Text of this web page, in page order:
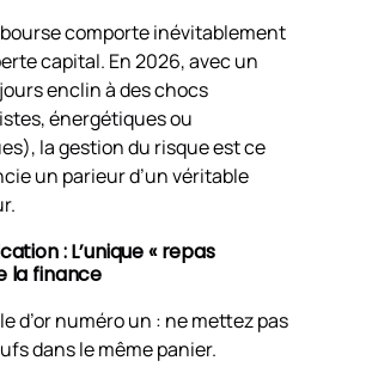
comporte inévitablement
capital. En 2026, avec un
enclin à des chocs
énergétiques ou
la gestion du risque est ce
un parieur d’un véritable
: L’unique « repas
la finance
d’or numéro un : ne mettez pas
dans le même panier.